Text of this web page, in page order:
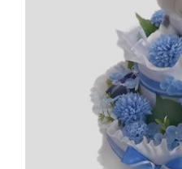
LISA KORVI /